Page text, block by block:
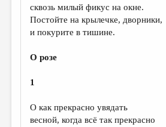
сквозь милый фикус на окне.
Постойте на крылечке, дворники,
и покурите в тишине.
О розе
1
О как прекрасно увядать
весной, когда всё так прекрасно